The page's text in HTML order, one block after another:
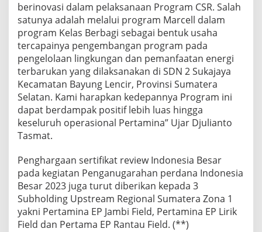
berinovasi dalam pelaksanaan Program CSR. Salah
satunya adalah melalui program Marcell dalam
program Kelas Berbagi sebagai bentuk usaha
tercapainya pengembangan program pada
pengelolaan lingkungan dan pemanfaatan energi
terbarukan yang dilaksanakan di SDN 2 Sukajaya
Kecamatan Bayung Lencir, Provinsi Sumatera
Selatan. Kami harapkan kedepannya Program ini
dapat berdampak positif lebih luas hingga
keseluruh operasional Pertamina” Ujar Djulianto
Tasmat.
Penghargaan sertifikat review Indonesia Besar
pada kegiatan Penganugarahan perdana Indonesia
Besar 2023 juga turut diberikan kepada 3
Subholding Upstream Regional Sumatera Zona 1
yakni Pertamina EP Jambi Field, Pertamina EP Lirik
Field dan Pertama EP Rantau Field. (**)